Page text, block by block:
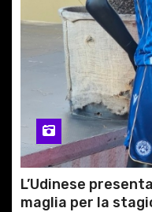
c
o
L’Udinese
maglia per la